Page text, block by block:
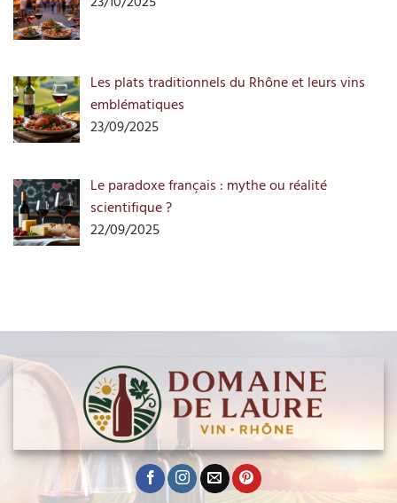
Les plats traditionnels du Rhône et leurs vins
emblématiques
23/09/2025
Le paradoxe français : mythe ou réalité
scientifique ?
22/09/2025